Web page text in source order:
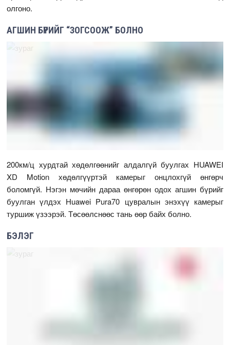
олгоно.
АГШИН БҮРИЙГ “ЗОГСООЖ” БОЛНО
200км/ц хурдтай хөдөлгөөнийг алдалгүй буулгах HUAWEI
XD Motion хөдөлгүүртэй камерыг онцлохгүй өнгөрч
боломгүй. Нэгэн мөчийн дараа өнгөрөн одох агшин бүрийг
буулган үлдэх Huawei Pura70 цувралын энэхүү камерыг
туршиж үзээрэй. Төсөөлснөөс тань өөр байх болно.
БЭЛЭГ